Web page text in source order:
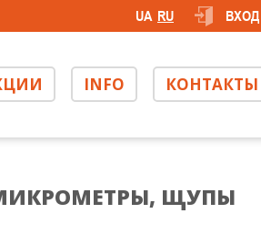
UA RU ВХОД
INFO КОНТАКТЫ
ЩУПЫ